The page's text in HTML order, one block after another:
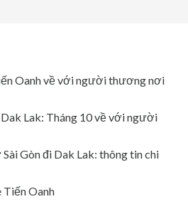
Oanh về với người thương nơi
Lak: Tháng 10 về với người
Gòn đi Dak Lak: thông tin chi
Tiến Oanh